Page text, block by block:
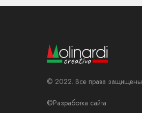
© 2022. Все права защищены
©Разработка сайта